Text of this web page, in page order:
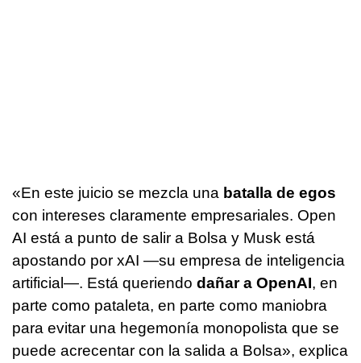
«En este juicio se mezcla una batalla de egos
con intereses claramente empresariales. Open
AI está a punto de salir a Bolsa y Musk está
apostando por xAI —su empresa de inteligencia
artificial—. Está queriendo dañar a OpenAI, en
parte como pataleta, en parte como maniobra
para evitar una hegemonía monopolista que se
puede acrecentar con la salida a Bolsa», explica